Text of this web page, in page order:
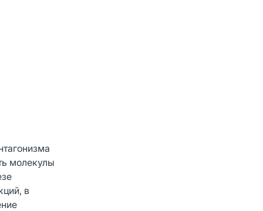
молекулы
в